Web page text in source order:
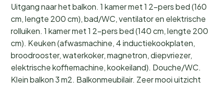
Uitgang naar het balkon. 1 kamer met 1 2-pers bed (160
cm, lengte 200 cm), bad/WC, ventilator en elektrische
rolluiken. 1 kamer met 1 2-pers bed (140 cm, lengte 200
cm). Keuken (afwasmachine, 4 inductiekookplaten,
broodrooster, waterkoker, magnetron, diepvriezer,
elektrische koffiemachine, kookeiland). Douche/WC.
Klein balkon 3 m2. Balkonmeubilair. Zeer mooi uitzicht